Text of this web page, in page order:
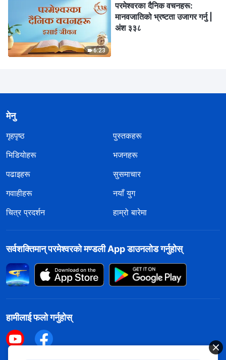
6:23
परमेश्‍वरका दैनिक वचनहरू:
मानवजातिको भ्रष्टता उजागर गर्नु |
अंश ३३८
मेनु
गृहपृष्ठ
पुस्तकहरू
भिडियोहरू
भजनहरू
पढाइहरू
सुसमाचार
गवाहीहरू
नयाँ युग
चित्र प्रदर्शन
हाम्रो बारेमा
सर्वशक्तिमान्‌ परमेश्‍वरको मण्डली App डाउनलोड गर्नुहोस्
हामीलाई फलो गर्नुहोस्